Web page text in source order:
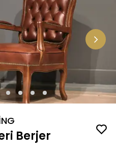
Berjer